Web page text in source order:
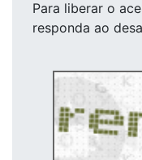
Para liberar o
responda ao